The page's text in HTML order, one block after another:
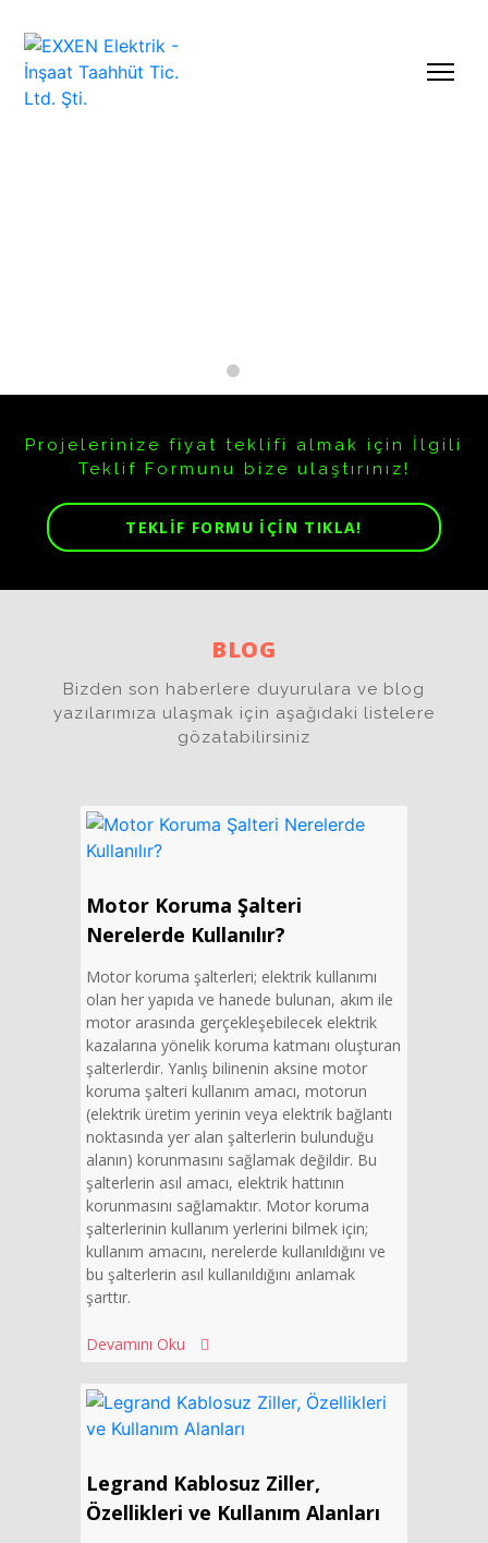
Projelerinize fiyat teklifi almak için İlgili
Teklif Formunu bize ulaştırınız!
TEKLİF FORMU İÇİN TIKLA!
BLOG
Bizden son haberlere duyurulara ve blog
yazılarımıza ulaşmak için aşağıdaki listelere
gözatabilirsiniz
Motor Koruma Şalteri
Nerelerde Kullanılır?
Motor koruma şalterleri; elektrik kullanımı
olan her yapıda ve hanede bulunan, akım ile
motor arasında gerçekleşebilecek elektrik
kazalarına yönelik koruma katmanı oluşturan
şalterlerdir. Yanlış bilinenin aksine motor
koruma şalteri kullanım amacı, motorun
(elektrik üretim yerinin veya elektrik bağlantı
noktasında yer alan şalterlerin bulunduğu
alanın) korunmasını sağlamak değildir. Bu
şalterlerin asıl amacı, elektrik hattının
korunmasını sağlamaktır. Motor koruma
şalterlerinin kullanım yerlerini bilmek için;
kullanım amacını, nerelerde kullanıldığını ve
bu şalterlerin asıl kullanıldığını anlamak
şarttır.
Devamını Oku
Legrand Kablosuz Ziller,
Özellikleri ve Kullanım Alanları